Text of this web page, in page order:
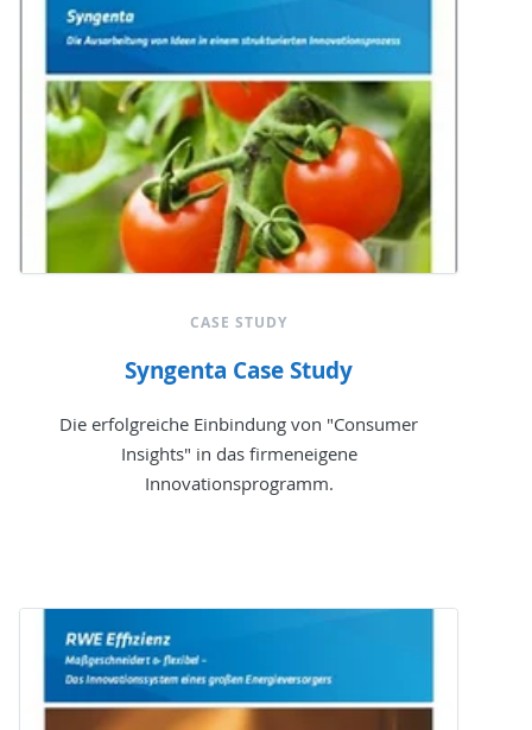
CASE STUDY
Syngenta Case Study
Die erfolgreiche Einbindung von "Consumer
Insights" in das firmeneigene
Innovationsprogramm.